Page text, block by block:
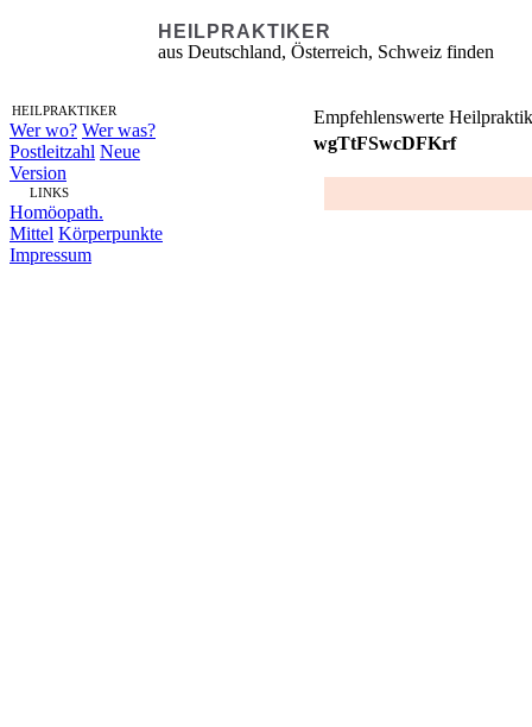
HEILPRAKTIKER
aus Deutschland, Österreich, Schweiz finden
HEILPRAKTIKER
Wer wo? Wer was?
Postleitzahl Neue
Version
LINKS
Homöopath.
Mittel Körperpunkte
Impressum
Empfehlenswerte
wgTtFSwcDFKrf